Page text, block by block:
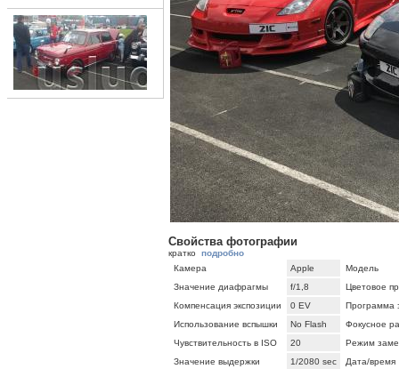
Свойства фотографии
кратко подробно
Камера
Apple
Модель
Значение диафрагмы
f/1,8
Цветовое
Компенсация экспозиции
0 EV
Программа
Использование вспышки
No Flash
Фокусное
Чувствительность в ISO
20
Режим
Значение выдержки
1/2080 sec Дата/время